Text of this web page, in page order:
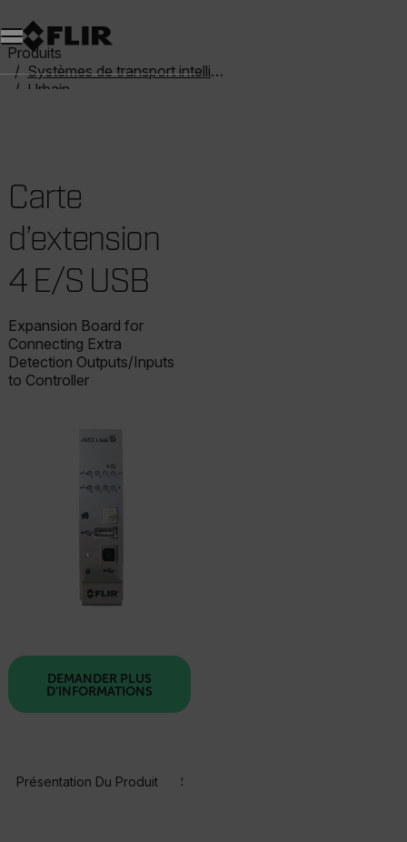
Unread messages
Modèle
Supprimer
articles
article
Ajouter au panier
Ajouté au panier
Produits
Systèmes de transport intelligent
Urbain
Carte
d’extension
4 E/S USB
Expansion Board for
Connecting Extra
Detection Outputs/Inputs
to Controller
DEMANDER PLUS
D’INFORMATIONS
Présentation Du Produit Spécifications